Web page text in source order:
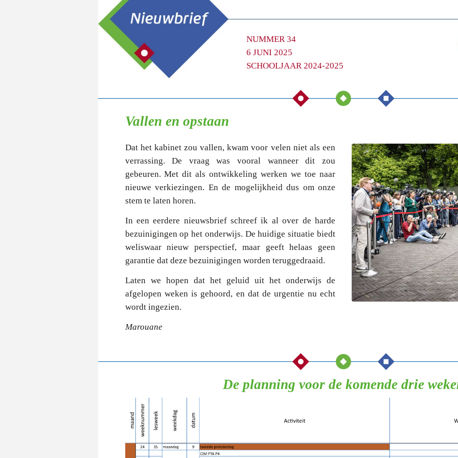
NUMMER 34
6 JUNI 2025
SCHOOLJAAR 2024-2025
Vallen en opstaan
Dat het kabinet zou vallen, kwam voor velen niet als een
verrassing. De vraag was vooral wanneer dit zou
gebeuren. Met dit als ontwikkeling werken we toe naar
nieuwe verkiezingen. En de mogelijkheid dus om onze
stem te laten horen.
In een eerdere nieuwsbrief schreef ik al over de harde
bezuinigingen op het onderwijs. De huidige situatie biedt
weliswaar nieuw perspectief, maar geeft helaas geen
garantie dat deze bezuinigingen worden teruggedraaid.
Laten we hopen dat het geluid uit het onderwijs de
afgelopen weken is gehoord, en dat de urgentie nu echt
wordt ingezien.
Marouane
De planning voor de komende drie